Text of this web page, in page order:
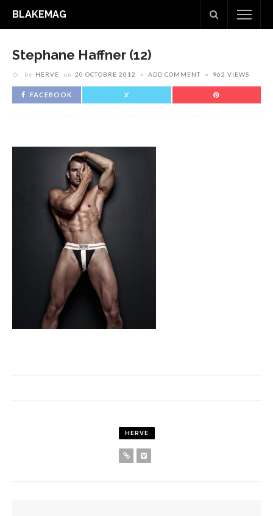
BLAKEMAG
Stephane Haffner (12)
by HERVE on 20 OCTOBRE 2012 ADD COMMENT 962 VIEWS
FACEBOOK
HERVE